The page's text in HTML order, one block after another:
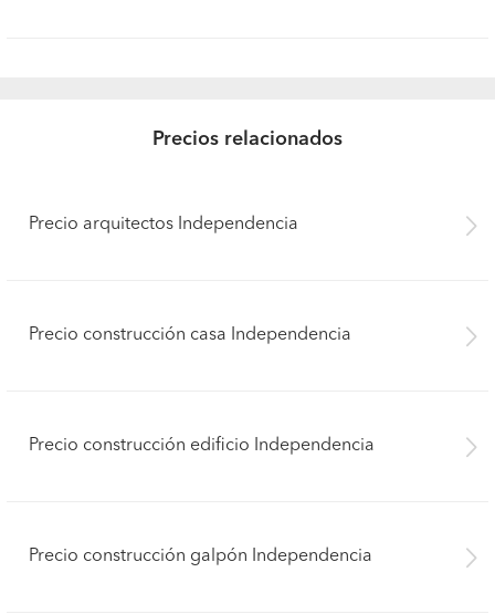
Precios relacionados
Precio arquitectos Independencia
Precio construcción casa Independencia
Precio construcción edificio Independencia
Precio construcción galpón Independencia